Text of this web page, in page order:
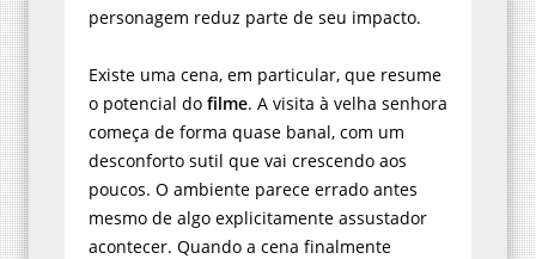
personagem reduz parte de seu impacto.
Existe uma cena, em particular, que resume
o potencial do filme. A visita à velha senhora
começa de forma quase banal, com um
desconforto sutil que vai crescendo aos
poucos. O ambiente parece errado antes
mesmo de algo explicitamente assustador
acontecer. Quando a cena finalmente